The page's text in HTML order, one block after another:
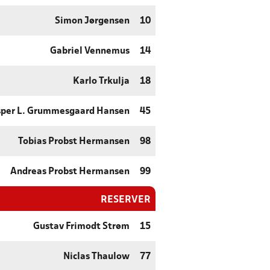
Simon Jørgensen 10
Gabriel Vennemus 14
Karlo Trkulja 18
L. Grummesgaard Hansen 45
Tobias Probst Hermansen 98
Andreas Probst Hermansen 99
RESERVER
Gustav Frimodt Strøm 15
Niclas Thaulow 77